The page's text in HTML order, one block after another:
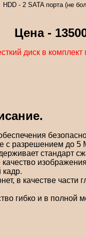
HDD - 2 SATA порта (не
Цена -
диск в комплект
с разрешением до 5
стандарт
кадр.
в качестве части
гибко и в полной